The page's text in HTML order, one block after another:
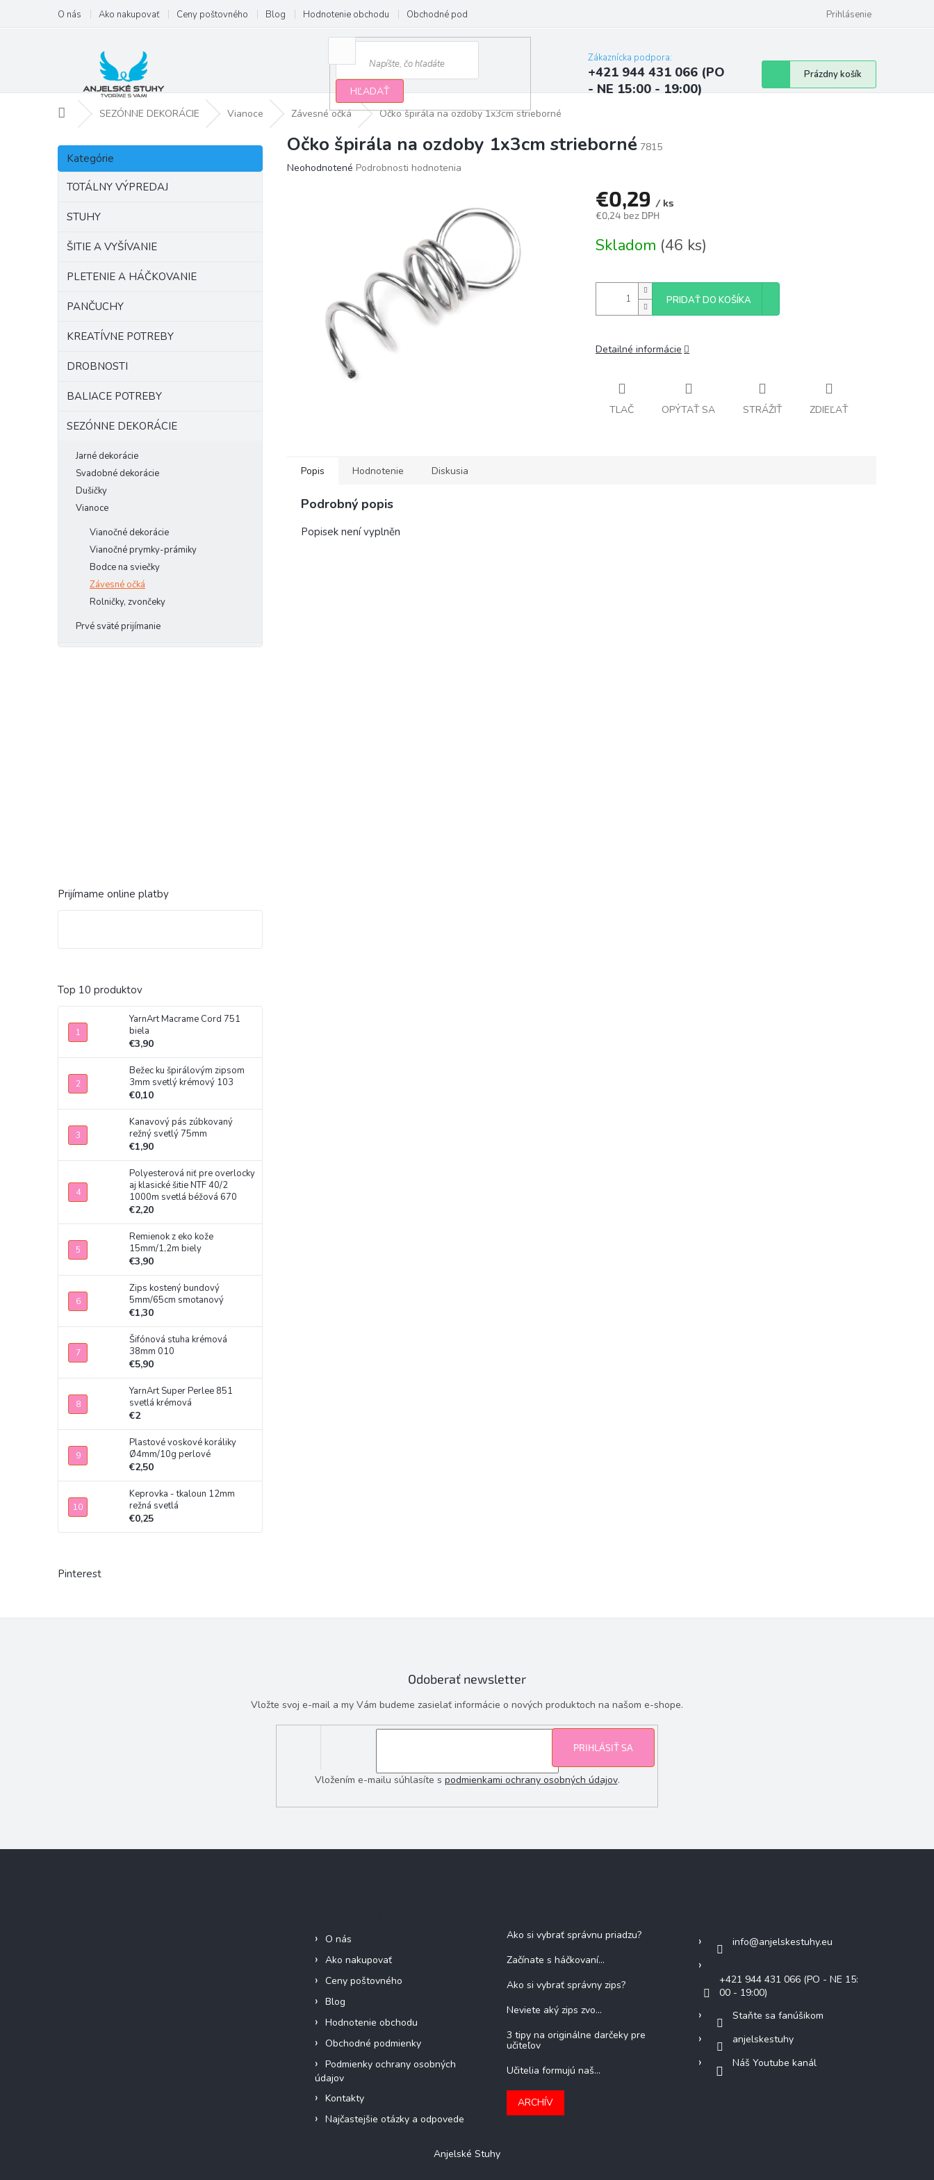
obsah
O nás Ako nakupovať Ceny poštovného Blog Hodnotenie obchodu Obchodné podmienky Najčastejšie otázky a odpovede
Prihlásenie
HĽADAŤ
Zákaznícka podpora:
+421 944 431 066 (PO
- NE 15:00 - 19:00)
Nákupný
košík
Prázdny košík
DomovSEZÓNNE DEKORÁCIE Vianoce Závesné očká Očko špirála na ozdoby 1x3cm strieborné
B
č
Preskočiť
kategórie
Kategórie
TOTÁLNY VÝPREDAJ
STUHY
ŠITIE A VYŠÍVANIE
PLETENIE A HÁČKOVANIE
PANČUCHY
KREATÍVNE POTREBY
DROBNOSTI
BALIACE POTREBY
SEZÓNNE DEKORÁCIE
Jarné dekorácie
Svadobné dekorácie
Dušičky
Vianoce
Vianočné dekorácie
Vianočné prymky-prámiky
Bodce na sviečky
Závesné očká
Rolničky, zvončeky
Prvé sväté prijímanie
Prijímame online platby
Top 10 produktov
YarnArt Macrame Cord 751
biela
€3,90
Bežec ku špirálovým zipsom
3mm svetlý krémový 103
€0,10
Kanavový pás zúbkovaný
režný svetlý 75mm
€1,90
Polyesterová niť pre overlocky
aj klasické šitie NTF 40/2
1000m svetlá béžová 670
€2,20
Remienok z eko kože
15mm/1,2m biely
€3,90
Zips kostený bundový
5mm/65cm smotanový
€1,30
Šifónová stuha krémová
38mm 010
€5,90
YarnArt Super Perlee 851
svetlá krémová
€2
Plastové voskové koráliky
Ø4mm/10g perlové
€2,50
Keprovka - tkaloun 12mm
režná svetlá
€0,25
Pinterest
Očko špirála na ozdoby 1x3cm strieborné 7815
Priemerné
Neohodnotené Podrobnosti hodnotenia
€0,29 / ks
€0,24 bez DPH
cena:
Skladom (46 ks)
PRIDAŤ DO KOŠÍKA
Detailné informácie
TLAČ OPÝTAŤ SA STRÁŽIŤ ZDIEĽAŤ
Popis Hodnotenie Diskusia
Podrobný popis
Popisek není vyplněn
Odoberať newsletter
Vložte svoj e-mail a my Vám budeme zasielať informácie o nových produktoch na našom e-shope.
Vložením e-mailu súhlasíte s podmienkami ochrany osobných údajov.
PRIHLÁSIŤ SA
O nás
Ako nakupovať
Ceny poštovného
Blog
Hodnotenie obchodu
Obchodné podmienky
Podmienky ochrany osobných
údajov
Kontakty
Najčastejšie otázky a odpovede
Ako si vybrať správnu priadzu?
Začínate s háčkovaní...
Ako si vybrať správny zips?
Neviete aký zips zvo...
3 tipy na originálne darčeky pre
učiteľov
Učitelia formujú naš...
ARCHÍV
info@anjelskestuhy.eu
+421 944 431 066 (PO - NE 15:
00 - 19:00)
Staňte sa fanúšikom
anjelskestuhy
Náš Youtube kanál
Anjelské Stuhy